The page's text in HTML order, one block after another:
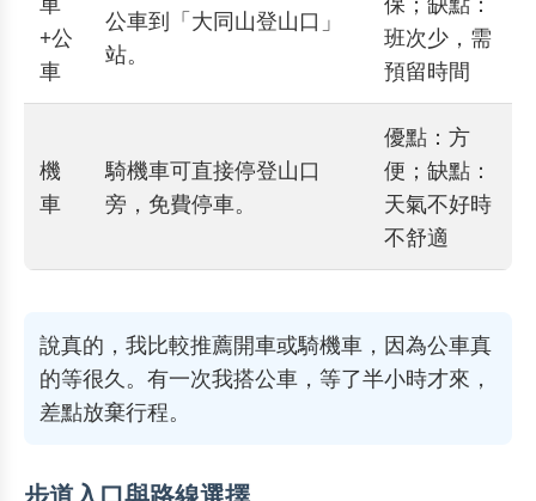
+公
車
公車到「大同山登山口」
站。
班次少，需
預留時間
機
車
騎機車可直接停登山口
旁，免費停車。
優點：方
便；缺點：
天氣不好時
不舒適
說真的，我比較推薦開車或騎機車，因為公車真
的等很久。有一次我搭公車，等了半小時才來，
差點放棄行程。